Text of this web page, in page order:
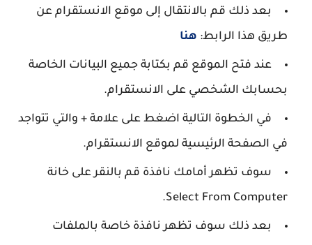
بعد ذلك قم بالانتقال إلى موقع الانستقرام عن
طريق هذا الرابط: هنا
عند فتح الموقع قم بكتابة جميع البيانات الخاصة
بحسابك الشخصي على الانستقرام.
في الخطوة التالية اضغط على علامة + والتي تتواجد
في الصفحة الرئيسية لموقع الانستقرام.
سوف تظهر أمامك نافذة قم بالنقر على خانة
Select From Computer.
بعد ذلك سوف تظهر نافذة خاصة بالملفات